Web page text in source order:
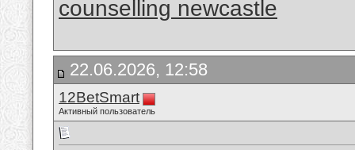
counselling newcastle
22.06.2026, 12:58
12BetSmart
Активный пользователь